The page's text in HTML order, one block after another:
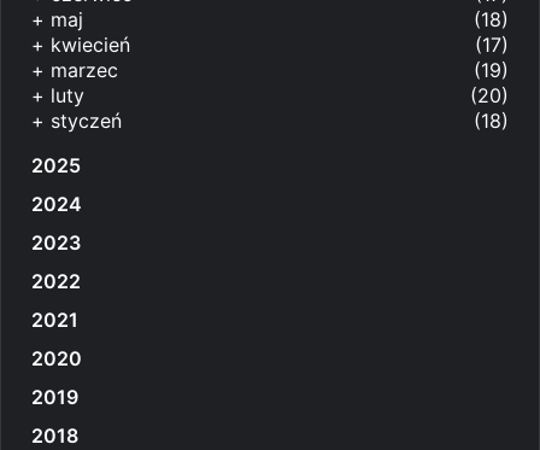
+ maj
(18)
+ kwiecień
(17)
+ marzec
(19)
+ luty
(20)
+ styczeń
(18)
2025
2024
2023
2022
2021
2020
2019
2018